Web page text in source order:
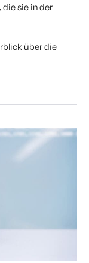
sie in der
über die